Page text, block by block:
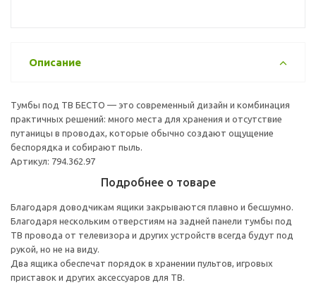
Описание
Тумбы под ТВ БЕСТО — это современный дизайн и комбинация
практичных решений: много места для хранения и отсутствие
путаницы в проводах, которые обычно создают ощущение
беспорядка и собирают пыль.
Артикул: 794.362.97
Подробнее о товаре
Благодаря доводчикам ящики закрываются плавно и бесшумно.
Благодаря нескольким отверстиям на задней панели тумбы под
ТВ провода от телевизора и других устройств всегда будут под
рукой, но не на виду.
Два ящика обеспечат порядок в хранении пультов, игровых
приставок и других аксессуаров для ТВ.